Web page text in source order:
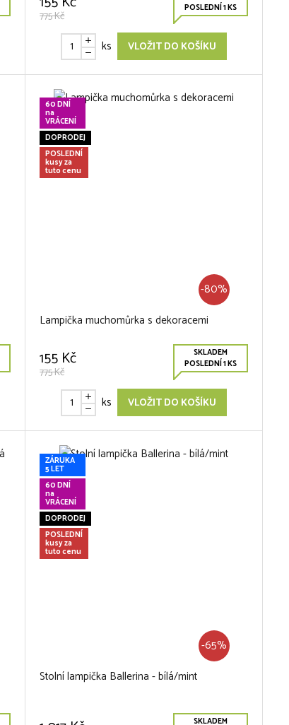
775 Kč
POSLEDNÍ 1 KS
ks VLOŽIT DO KOŠÍKU
60 DNÍ
na
VRÁCENÍ
DOPRODEJ
POSLEDNÍ
kusy za
tuto cenu
-80%
Lampička muchomůrka s dekoracemi
155 Kč
775 Kč
SKLADEM
POSLEDNÍ 1 KS
ks VLOŽIT DO KOŠÍKU
ZÁRUKA
5 LET
60 DNÍ
na
VRÁCENÍ
DOPRODEJ
POSLEDNÍ
kusy za
tuto cenu
-65%
Stolní lampička Ballerina - bílá/mint
SKLADEM